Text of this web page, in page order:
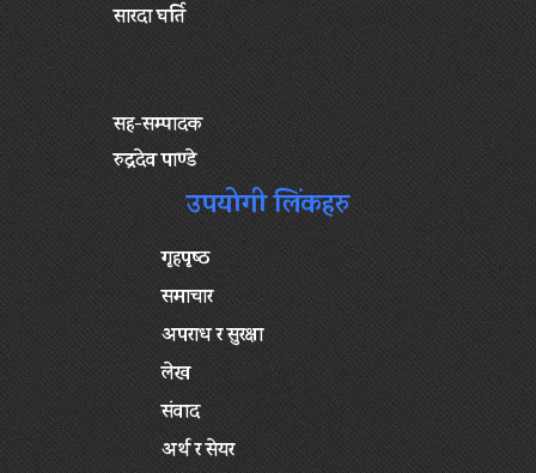
सारदा घर्ति
सह-सम्पादक
रुद्रदेव पाण्डे
उपयोगी लिंकहरु
गृहपृष्‍ठ
समाचार
अपराध र सुरक्षा
लेख
संवाद
अर्थ र सेयर